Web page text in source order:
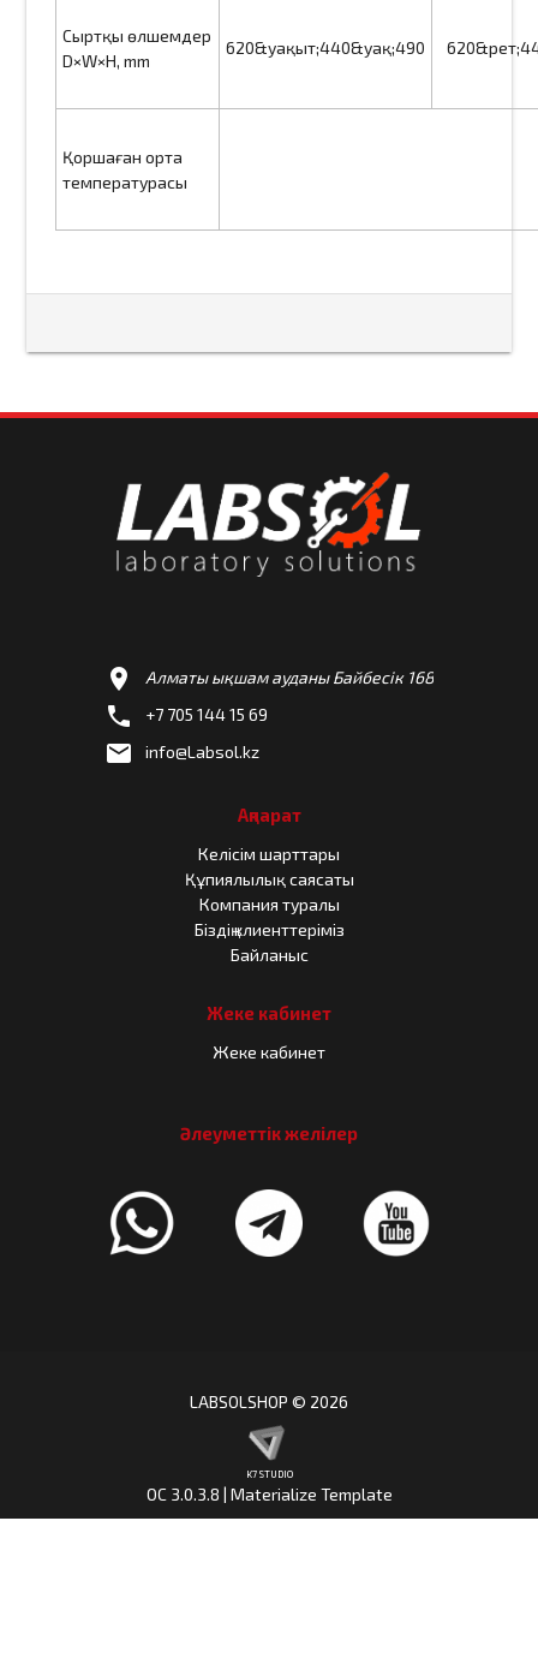
Сыртқы өлшемдер
D×W×H, mm
620&уақыт;440&уақ;490
Қоршаған орта
температурасы
location_on Алматы ықшам ауданы Байбесік 168
phone +7 705 144 15 69
email info@Labsol.kz
Ақпарат
Келісім шарттары
Құпиялылық саясаты
Компания туралы
Біздің клиенттеріміз
Байланыс
Жеке кабинет
Жеке кабинет
Әлеуметтік желілер
LABSOLSHOP © 2026
K7 STUDIO
OC 3.0.3.8 | Materialize Template